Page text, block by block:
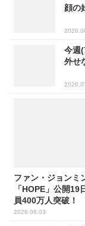
顔の
今週
外せ
ファン・ジョンミ
「HOPE」公開19
員400万人突破！
2026.08.03